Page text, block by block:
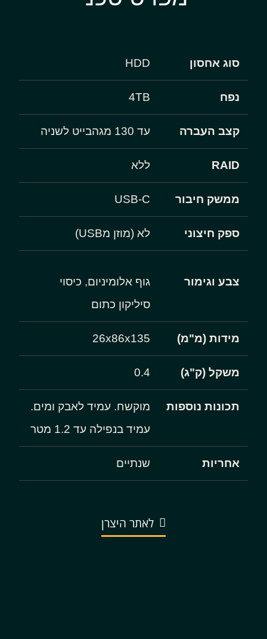
סוג אחסון HDD
נפח 4TB
קצב העברה עד 130 מגהבייט לשניה
RAID ללא
ממשק חיבור USB-C
ספק חיצוני לא (מוזן מUSB)
צבע וגימור
גוף אלומיניום, כיסוי
סיליקון כתום
מידות (מ"מ) 26x86x135
משקל (ק"ג) 0.4
תכונות נוספות
מוקשח. עמיד לאבק ומים.
עמיד בנפילה עד 1.2 מטר
אחריות שנתיים
לאתר היצרן